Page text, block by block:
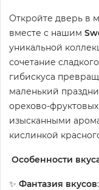
Откройте дверь в
вместе с нашим
уникальной
сочетание
гибискуса
маленький
орехово-
изысканными
кислинкой
Особенности
✨ Фантазия вкусов